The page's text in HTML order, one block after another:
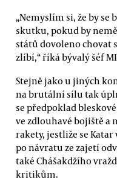
„Nemyslím si, že by
skutku, pokud by
států dovoleno chovat
zlíbí,“ říká bývalý šéf
Stejně jako u jiných
na brutální sílu tak
se předpoklad
ve zdlouhavé bojiště a
rakety, jestliže se
po návratu ze zajetí
také Chášakdžího
kritikům.